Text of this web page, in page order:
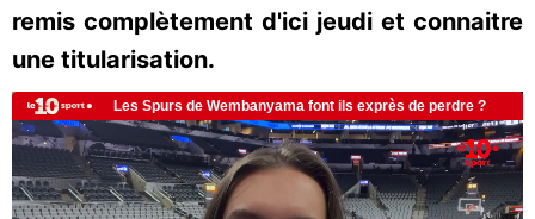
remis complètement d'ici jeudi et connaitre
une titularisation.